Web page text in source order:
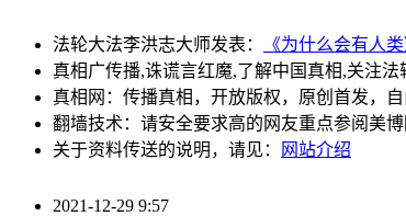
法轮大法李洪志大师发表： 《为什么会有人类
真相广传播,诛谎言红魔,了解中国真相,关注
真相网：传播真相，开放版权，原创首发，
翻墙技术：请安全要求高的网友重点参阅美博
关于资料传送的说明，请见：
网站介绍
2021-12-29 9:57